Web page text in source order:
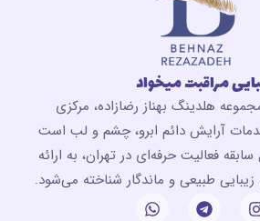
مراقبت میخواد
هلدینگ بهناز رضازاده، مرکزی
آرایش دائم ابرو، چشم و لب است
از ۱۶ سال سابقه فعالیت حرفه‌ای در تهران، به ارائه
طبیعی و ماندگار شناخته می‌شود.